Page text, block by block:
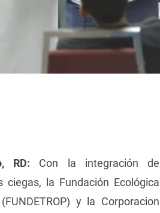
RD: Con la integración de
ciegas, la Fundación Ecológica
y la Corporacion